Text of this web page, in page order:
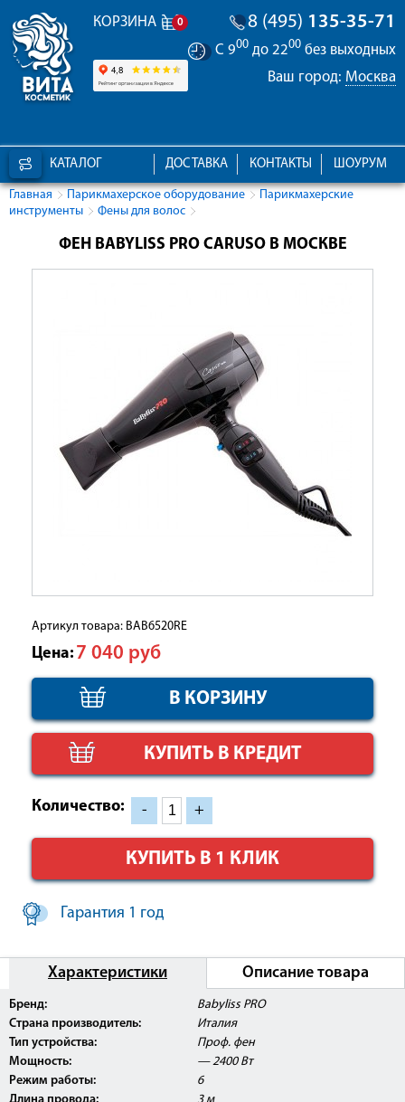
КОРЗИНА 0 8 (495) 135-35-71
С 900 до 2200 без выходных
Ваш город: Москва
КАТАЛОГ ШОУРУМ
КОНТАКТЫ
ДОСТАВКА
Главная Парикмахерское оборудование
Парикмахерские
инструменты
Фены для волос
ФЕН BABYLISS PRO CARUSO В МОСКВЕ
Артикул товара: BAB6520RE
Цена: 7 040 руб
КУПИТЬ В КРЕДИТ
Количество: - +
КУПИТЬ В 1 КЛИК
Гарантия 1 год
Характеристики Описание товара
Бренд:
Babyliss PRO
Страна производитель:
Италия
Тип устройства:
Проф. фен
Мощность:
— 2400 Вт
Режим работы:
6